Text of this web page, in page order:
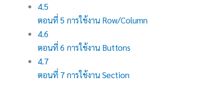
4.5
ตอนที่ 5 การใช้งาน Row/Column
4.6
ตอนที่ 6 การใช้งาน Buttons
4.7
ตอนที่ 7 การใช้งาน Section